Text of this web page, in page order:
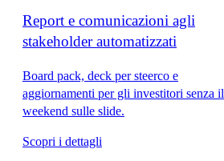
Report e comunicazioni agli
stakeholder automatizzati
Board pack, deck per steerco e
aggiornamenti per gli investitori senza il
weekend sulle slide.
Scopri i dettagli